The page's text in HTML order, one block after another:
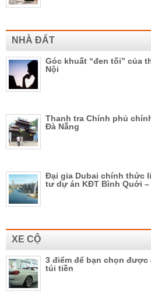
NHÀ ĐẤT
Góc khuất “đen tối” của
Nội
Thanh tra Chính phủ
Đà Nẵng
Đại gia Dubai chính thức
tư dự án KĐT Bình Quới
XE CỘ
3 điểm để bạn chọn
túi tiền